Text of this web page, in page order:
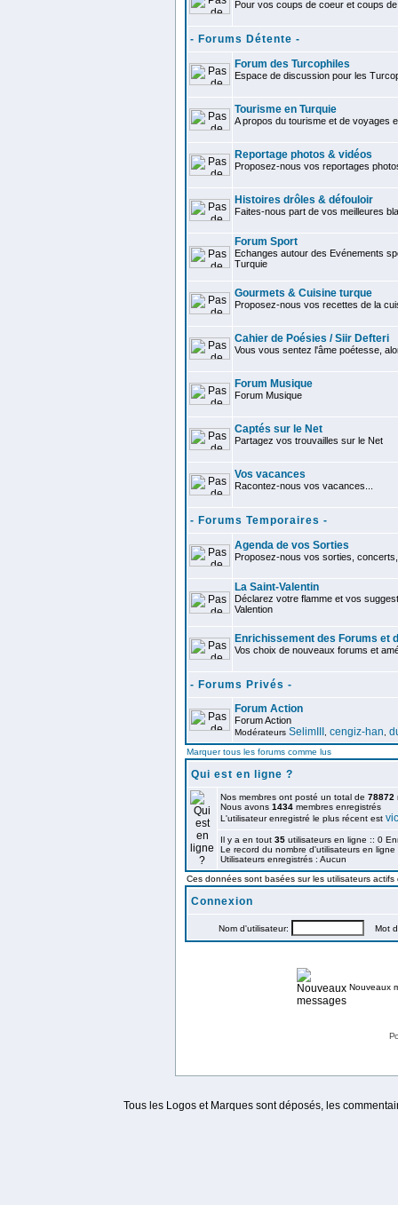
Pour vos coups de coeur et coups
- Forums Détente -
Forum des Turcophiles
Espace de discussion pour les
Tourisme en Turquie
A propos du tourisme et de voyages
Reportage photos & vidéos
Proposez-nous vos reportages
Histoires drôles & défouloir
Faites-nous part de vos meilleures
Forum Sport
Echanges autour des Evénements
Turquie
Gourmets & Cuisine turque
Proposez-nous vos recettes de la
Cahier de Poésies / Siir Defteri
Vous vous sentez l'âme poétesse,
Forum Musique
Forum Musique
Captés sur le Net
Partagez vos trouvailles sur le Net
Vos vacances
Racontez-nous vos vacances...
- Forums Temporaires -
Agenda de vos Sorties
Proposez-nous vos sorties,
La Saint-Valentin
Déclarez votre flamme et vos
Valention
Enrichissement des Forums et
Vos choix de nouveaux forums et
- Forums Privés -
Forum Action
Forum Action
Modérateurs SelimIII cengiz-han
Marquer tous les forums comme lus
Qui est en ligne ?
Nos membres ont posté un total de 78872
Nous avons 1434 membres enregistrés
L'utilisateur enregistré le plus récent est
Il y a en tout 35 utilisateurs en ligne :: 0
Le record du nombre d'utilisateurs en
Utilisateurs enregistrés : Aucun
Ces données sont basées sur les utilisateurs
Connexion
Nom d'utilisateur: Mot
Nouveaux
Tous les Logos et Marques sont déposés, les